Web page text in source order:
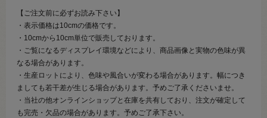
【ご注文前に必ずお読み下さい】
・表示価格は10cmの価格です。
・10cmから10cm単位で販売しております。
・ご覧になるディスプレイ環境などにより、商品画像と実物の色味が異
なる場合があります。
・生産ロットにより、色味や風合いが変わる場合があります。幅につき
ましても若干差が生じる場合があります。予めご了承くださいませ。
・当社の他オンラインショップと在庫を共有しており、注文が確定して
も完売・欠品の場合があります。予めご了承下さい。